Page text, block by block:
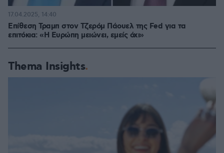
Eπίθεση Τραμπ στον Τζερόμ Πάουελ της Fed για τα
επιτόκια: «Η Ευρώπη μειώνει, εμείς όχι»
17.04.2025, 14:40
Thema Insights